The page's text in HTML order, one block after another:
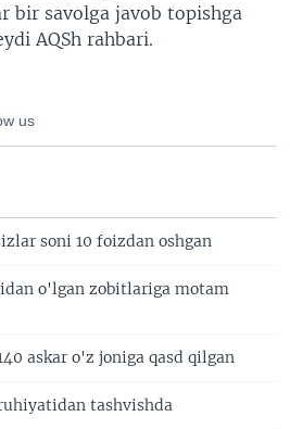
bir savolga javob topishga
AQSh rahbari.
us
soni 10 foizdan oshgan
o'lgan zobitlariga motam
askar o'z joniga qasd qilgan
tashvishda